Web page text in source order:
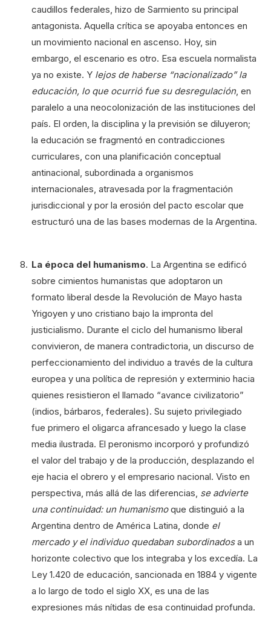
caudillos federales, hizo de Sarmiento su principal
antagonista. Aquella crítica se apoyaba entonces en
un movimiento nacional en ascenso. Hoy, sin
embargo, el escenario es otro. Esa escuela normalista
ya no existe. Y lejos de haberse “nacionalizado” la
educación, lo que ocurrió fue su desregulación, en
paralelo a una neocolonización de las instituciones del
país. El orden, la disciplina y la previsión se diluyeron;
la educación se fragmentó en contradicciones
curriculares, con una planificación conceptual
antinacional, subordinada a organismos
internacionales, atravesada por la fragmentación
jurisdiccional y por la erosión del pacto escolar que
estructuró una de las bases modernas de la Argentina.
La época del humanismo. La Argentina se edificó
sobre cimientos humanistas que adoptaron un
formato liberal desde la Revolución de Mayo hasta
Yrigoyen y uno cristiano bajo la impronta del
justicialismo. Durante el ciclo del humanismo liberal
convivieron, de manera contradictoria, un discurso de
perfeccionamiento del individuo a través de la cultura
europea y una política de represión y exterminio hacia
quienes resistieron el llamado “avance civilizatorio”
(indios, bárbaros, federales). Su sujeto privilegiado
fue primero el oligarca afrancesado y luego la clase
media ilustrada. El peronismo incorporó y profundizó
el valor del trabajo y de la producción, desplazando el
eje hacia el obrero y el empresario nacional. Visto en
perspectiva, más allá de las diferencias, se advierte
una continuidad: un humanismoque distinguió a la
Argentina dentro de América Latina, donde el
mercado y el individuo quedaban subordinadosa un
horizonte colectivo que los integraba y los excedía. La
Ley 1.420 de educación, sancionada en 1884 y vigente
a lo largo de todo el siglo XX, es una de las
expresiones más nítidas de esa continuidad profunda.